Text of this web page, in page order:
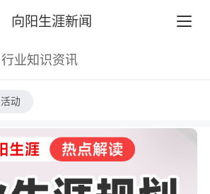
向阳生涯新闻
行业知识资讯
活动